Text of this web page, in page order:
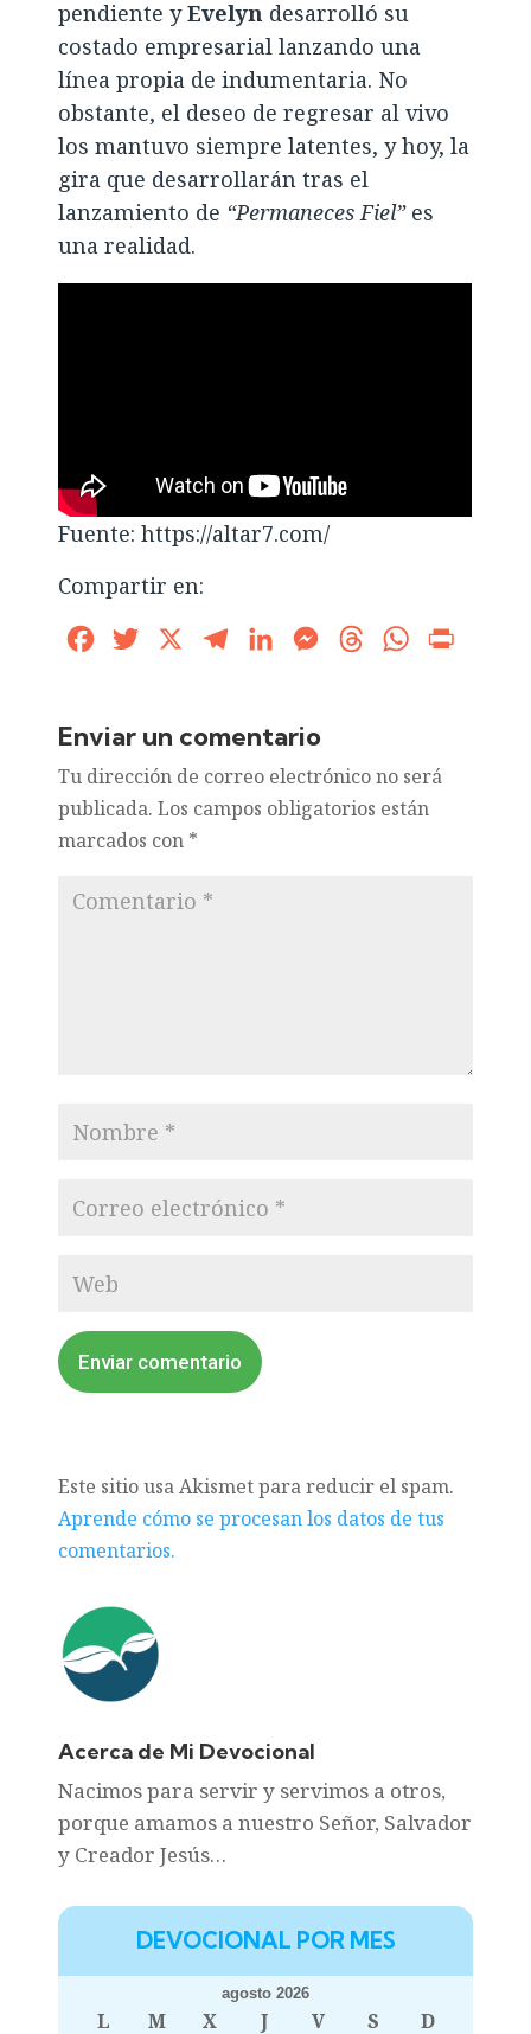
pendiente yEvelyn desarrolló su
costado empresarial lanzando una
línea propia de indumentaria. No
obstante, el deseo de regresar al vivo
los mantuvo siempre latentes, y hoy, la
gira que desarrollarán tras el
lanzamiento de “Permaneces Fiel”es
una realidad.
Fuente: https://altar7.com/
Compartir en:
FacebookTwitter TelegramLinkedInMessengerThreadsWhatsApp
Enviar un comentario
Tu dirección de correo electrónico no será
publicada. Los campos obligatorios están
marcados con *
Enviar comentario
Este sitio usa Akismet para reducir el spam.
Aprende cómo se procesan los datos de tus
comentarios.
Acerca de Mi Devocional
Nacimos para servir y servimos a otros,
porque amamos a nuestro Señor, Salvador
y Creador Jesús…
DEVOCIONAL POR MES
agosto 2026
L M X J V S
D